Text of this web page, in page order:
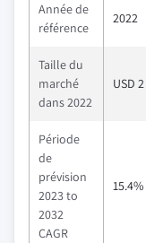
Année de
référence
2022
Taille du
marché
dans 2022
USD
Période
de
prévision
2023 to
2032
CAGR
15.4%